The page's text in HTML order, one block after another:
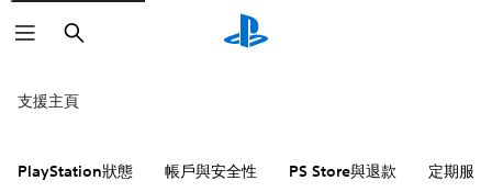
搜
尋
支援主頁
PlayStation狀態 帳戶與安全性 PS Store與退款 定期服務